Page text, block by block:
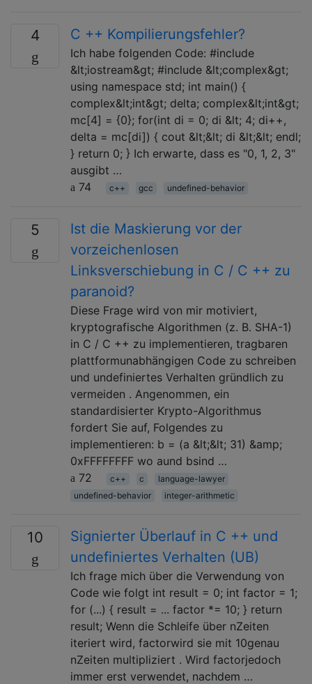
4 C ++ Kompilierungsfehler?
Ich habe folgenden Code: #include
&lt;iostream&gt; #include &lt;complex&gt;
using namespace std; int main() {
complex&lt;int&gt; delta; complex&lt;int&gt;
mc[4] = {0}; for(int di = 0; di &lt; 4; di++,
delta = mc[di]) { cout &lt;&lt; di &lt;&lt; endl;
} return 0; } Ich erwarte, dass es "0, 1, 2, 3"
ausgibt …
74
c++ gcc undefined-behavior
5
Ist die Maskierung vor der
vorzeichenlosen
Linksverschiebung in C / C ++ zu
paranoid?
Diese Frage wird von mir motiviert,
kryptografische Algorithmen (z. B. SHA-1)
in C / C ++ zu implementieren, tragbaren
plattformunabhängigen Code zu schreiben
und undefiniertes Verhalten gründlich zu
vermeiden . Angenommen, ein
standardisierter Krypto-Algorithmus
fordert Sie auf, Folgendes zu
implementieren: b = (a &lt;&lt; 31) &amp;
0xFFFFFFFF wo aund bsind …
72
c++ c
language-lawyer
undefined-behavior
integer-arithmetic
10
Signierter Überlauf in C ++ und
undefiniertes Verhalten (UB)
Ich frage mich über die Verwendung von
Code wie folgt int result = 0; int factor = 1;
for (...) { result = ... factor *= 10; } return
result; Wenn die Schleife über nZeiten
iteriert wird, factorwird sie mit 10genau
nZeiten multipliziert . Wird factorjedoch
immer erst verwendet, nachdem …